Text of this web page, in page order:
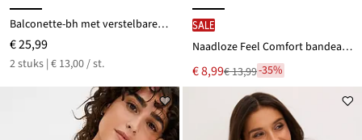
Balconette-bh met verstelbare bandjes (set van 2)
€ 25,99
2 stuks | € 13,00 / st.
SALE
Naadloze Feel Comfort bandeau bh met gevulde cups en afneembare shouderbandjes
Nu
voor
€ 8,99
Van € 13,99-35%